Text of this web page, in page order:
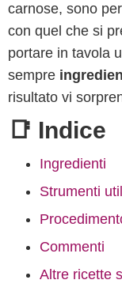
carnose, sono
con quel che si
portare in tavola
sempre
risultato vi
📑 Indice
Ingredienti
Strumenti
Commenti
Altre ricette